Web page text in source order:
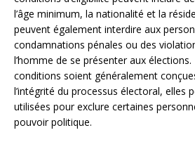
l’âge minimum, la nationalité et la
peuvent également interdire aux
condamnations pénales ou des
l’homme de se présenter aux élections.
conditions soient généralement
l’intégrité du processus électoral, elles
utilisées pour exclure certaines
pouvoir politique.